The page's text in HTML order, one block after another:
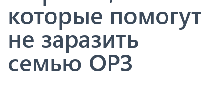
которые помогут
не заразить
семью ОРЗ